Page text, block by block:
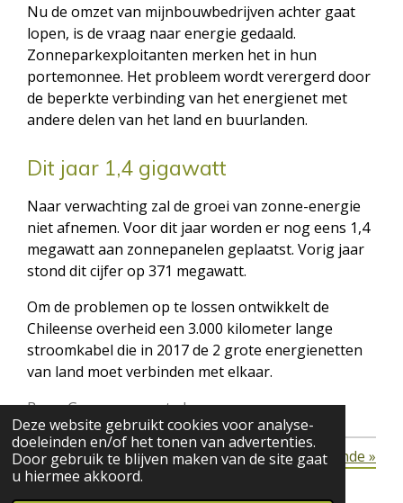
Deze website gebruikt cookies voor analyse-
doeleinden en/of het tonen van advertenties.
Door gebruik te blijven maken van de site gaat
u hiermee akkoord.
Nu de omzet van mijnbouwbedrijven achter gaat
lopen, is de vraag naar energie gedaald.
Zonneparkexploitanten merken het in hun
portemonnee. Het probleem wordt verergerd door
de beperkte verbinding van het energienet met
andere delen van het land en buurlanden.
Dit jaar 1,4 gigawatt
Naar verwachting zal de groei van zonne-energie
niet afnemen. Voor dit jaar worden er nog eens 1,4
megawatt aan zonnepanelen geplaatst. Vorig jaar
stond dit cijfer op 371 megawatt.
Om de problemen op te lossen ontwikkelt de
Chileense overheid een 3.000 kilometer lange
stroomkabel die in 2017 de 2 grote energienetten
van land moet verbinden met elkaar.
Bron: Groenecourant.nl
«Vorige Volgende »